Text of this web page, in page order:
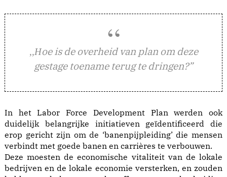
,,Hoe is de overheid van plan om deze
gestage toename terug te dringen?”
In het Labor Force Development Plan werden ook
duidelijk belangrijke initiatieven geïdentificeerd die
erop gericht zijn om de ‘banenpijpleiding’ die mensen
verbindt met goede banen en carrières te verbouwen.
Deze moesten de economische vitaliteit van de lokale
bedrijven en de lokale economie versterken, en zouden